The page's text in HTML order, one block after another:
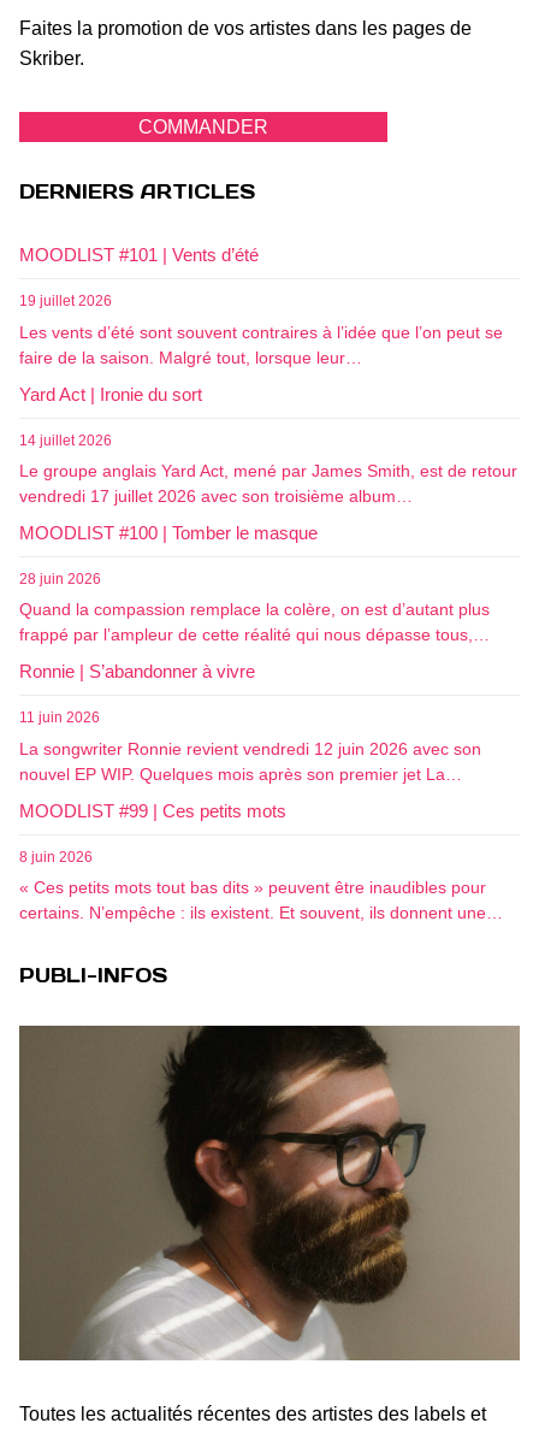
Faites la promotion de vos artistes dans les pages de
Skriber.
COMMANDER
DERNIERS ARTICLES
MOODLIST #101 | Vents d’été
19 juillet 2026
Les vents d’été sont souvent contraires à l’idée que l’on peut se
faire de la saison. Malgré tout, lorsque leur…
Yard Act | Ironie du sort
14 juillet 2026
Le groupe anglais Yard Act, mené par James Smith, est de retour
vendredi 17 juillet 2026 avec son troisième album…
MOODLIST #100 | Tomber le masque
28 juin 2026
Quand la compassion remplace la colère, on est d’autant plus
frappé par l’ampleur de cette réalité qui nous dépasse tous,…
Ronnie | S’abandonner à vivre
11 juin 2026
La songwriter Ronnie revient vendredi 12 juin 2026 avec son
nouvel EP WIP. Quelques mois après son premier jet La…
MOODLIST #99 | Ces petits mots
8 juin 2026
« Ces petits mots tout bas dits » peuvent être inaudibles pour
certains. N’empêche : ils existent. Et souvent, ils donnent une…
PUBLI-INFOS
Toutes les actualités récentes des artistes des labels et